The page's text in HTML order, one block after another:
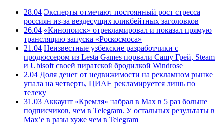
28.04 Эксперты отмечают постоянный рост стресса
россиян из-за вездесущих кликбейтных заголовков
26.04 «Кинопоиск» отрекламировал и показал прямую
трансляцию запуска «Роскосмоса»
21.04 Неизвестные узбекские разработчики с
продюссером из Lesta Games порвали Сашу Грей, Steam
и Ubisoft своей пиратской бродилкой Windrose
2.04 Доля денег от недвижимости на рекламном рынке
упала на четверть, ЦИАН рекламируется лишь по
телеку
31.03 Аккаунт «Кремля» набрал в Max в 5 раз больше
подписчиков, чем в Telegram. У остальных результаты в
Max’е в разы хуже чем в Telegram